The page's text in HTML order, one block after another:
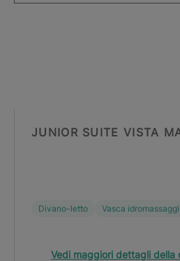
JUNIOR SUITE VISTA
Divano-letto Vasca
Vedi maggiori dettagli della